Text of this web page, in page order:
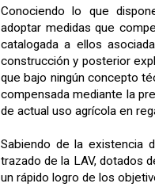
Conociendo lo que
adoptar medidas que
catalogada a ellos
construcción y posterior
que bajo ningún concepto
compensada mediante la
de actual uso agrícola en
Sabiendo de la existencia
trazado de la LAV, dotados
un rápido logro de los